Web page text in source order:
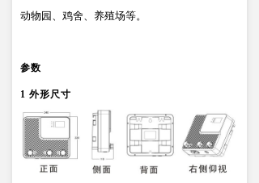
动物园、鸡舍、养殖场等。
参数
1 外形尺寸